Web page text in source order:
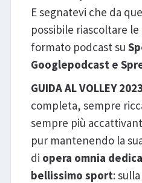
E segnatevi che da
possibile riascoltare
formato podcast su
Googlepodcast e
GUIDA AL VOLLEY
completa, sempre
sempre più
pur mantenendo la
di opera omnia
bellissimo sport: sulla